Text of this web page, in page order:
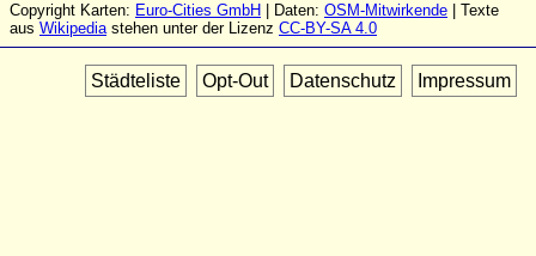
Copyright Karten: Euro-Cities GmbH | Daten: OSM-Mitwirkende | Texte
aus Wikipediastehen unter der Lizenz CC-BY-SA 4.0
Städteliste Opt-Out Datenschutz Impressum